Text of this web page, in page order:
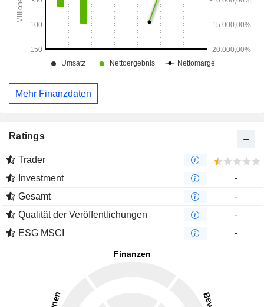
Mehr Finanzdaten
Ratings
Trader
Investment
-
Gesamt
-
Qualität der Veröffentlichungen
-
ESG MSCI
-